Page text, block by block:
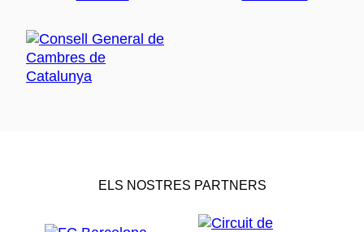
ELS NOSTRES PARTNERS